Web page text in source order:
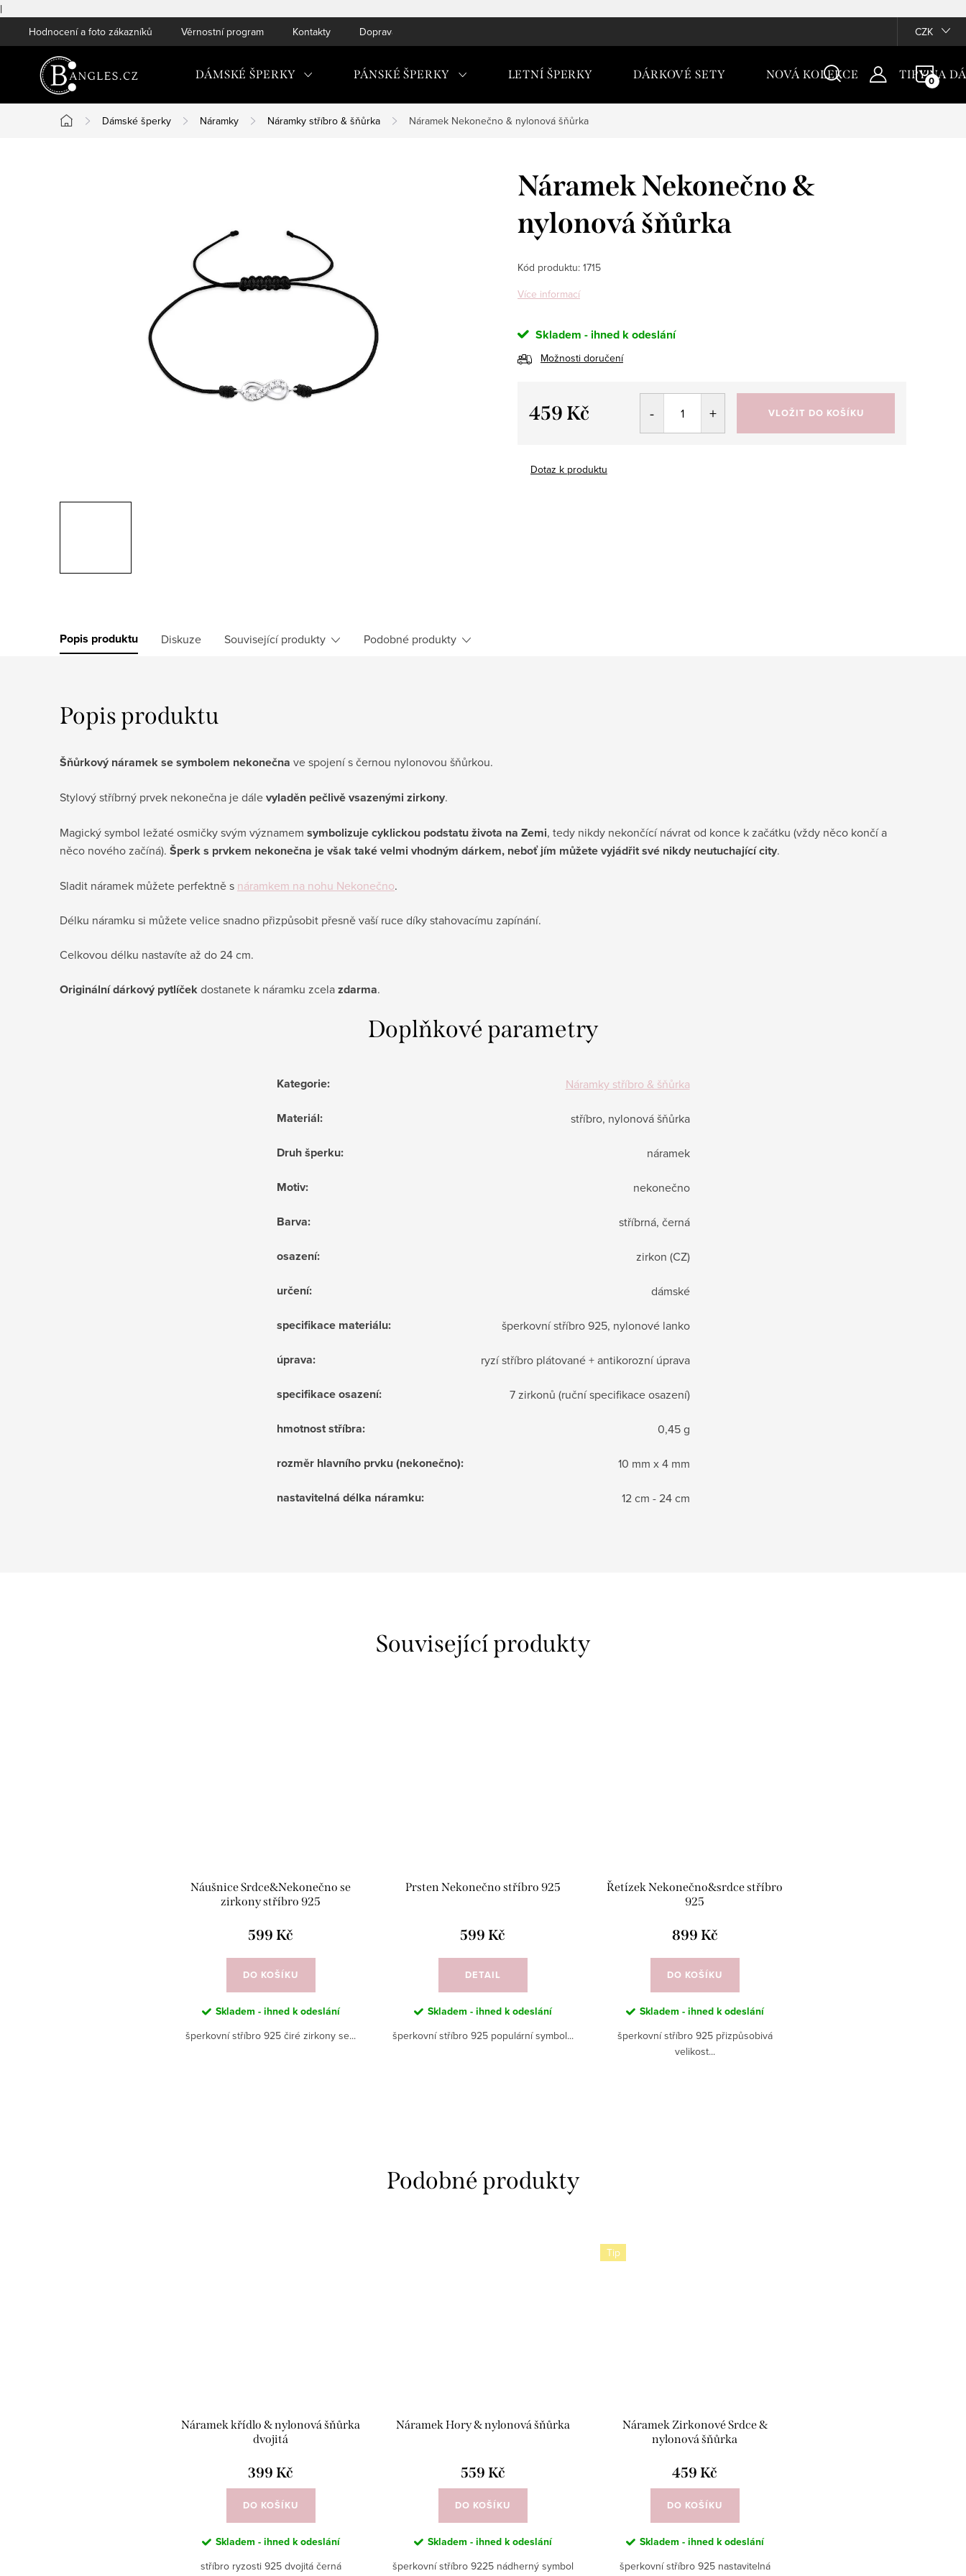
|
na
Hodnocení a foto zákazníků Věrnostní program Kontakty Doprava do ČR a SK CZK
DÁMSKÉ ŠPERKY PÁNSKÉ ŠPERKY LETNÍ ŠPERKY DÁRKOVÉ SETY NOVÁ KOLEKCE TIPY NA
Domů
Dámské šperky Náramky Náramky stříbro & šňůrka Náramek Nekonečno & nylonová šňůrka
Náramek Nekonečno &
nylonová šňůrka
Kód produktu: 1715
Více informací
Skladem - ihned k odeslání
Možnosti doručení
459 Kč VLOŽIT DO KOŠÍKU
Dotaz k produktu
Popis produktu Diskuze Související produkty Podobné produkty
Popis produktu
Šňůrkový náramek se symbolem nekonečna ve spojení s černou nylonovou šňůrkou.
Stylový stříbrný prvek nekonečna je dálevyladěn pečlivě vsazenými zirkony.
Magický symbol ležaté osmičky svým významem symbolizuje cyklickou podstatu života na Zemi, tedy nikdy nekončící návrat od konce k začátku (vždy něco končí a
něco nového začíná). Šperk s prvkem nekonečna je však také velmi vhodným dárkem, neboť jím můžete vyjádřit své nikdy neutuchající city.
Sladit náramek můžete perfektně s náramkem na nohu Nekonečno.
Délku náramku si můžete velice snadno přizpůsobit přesně vaší ruce díky stahovacímu zapínání.
Celkovou délku nastavíte až do 24 cm.
Originální dárkový pytlíčekdostanete k náramku zcelazdarma.
Doplňkové parametry
Kategorie: Náramky stříbro & šňůrka
Materiál: stříbro, nylonová šňůrka
Druh šperku: náramek
Motiv: nekonečno
Barva: stříbrná, černá
osazení: zirkon (CZ)
určení: dámské
specifikace materiálu: šperkovní stříbro 925, nylonové lanko
úprava: ryzí stříbro plátované + antikorozní úprava
specifikace osazení: 7 zirkonů (ruční specifikace osazení)
hmotnost stříbra: 0,45 g
rozměr hlavního prvku (nekonečno): 10 mm x 4 mm
nastavitelná délka náramku: 12 cm - 24 cm
Související produkty
Náušnice Srdce&Nekonečno se
zirkony stříbro 925
599 Kč
DO KOŠÍKU
Skladem - ihned k odeslání
šperkovní stříbro 925 čiré zirkony se...
Prsten Nekonečno stříbro 925
599 Kč
DETAIL
Skladem - ihned k odeslání
šperkovní stříbro 925 populární symbol...
Řetízek Nekonečno&srdce stříbro
925
899 Kč
DO KOŠÍKU
Skladem - ihned k odeslání
šperkovní stříbro 925 přizpůsobivá
velikost...
Náramek křídlo & nylonová šňůrka
dvojitá
399 Kč
DO KOŠÍKU
Skladem - ihned k odeslání
stříbro ryzosti 925 dvojitá černá
Náramek Hory & nylonová šňůrka
559 Kč
DO KOŠÍKU
Skladem - ihned k odeslání
šperkovní stříbro 9225 nádherný symbol
Tip
Náramek Zirkonové Srdce &
nylonová šňůrka
459 Kč
DO KOŠÍKU
Skladem - ihned k odeslání
šperkovní stříbro 925 nastavitelná